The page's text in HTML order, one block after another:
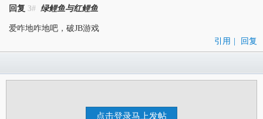
回复 3# 绿鲤鱼与红鲤鱼
爱咋地咋地吧，破JB游戏
引用
回复
点击登录马上发帖